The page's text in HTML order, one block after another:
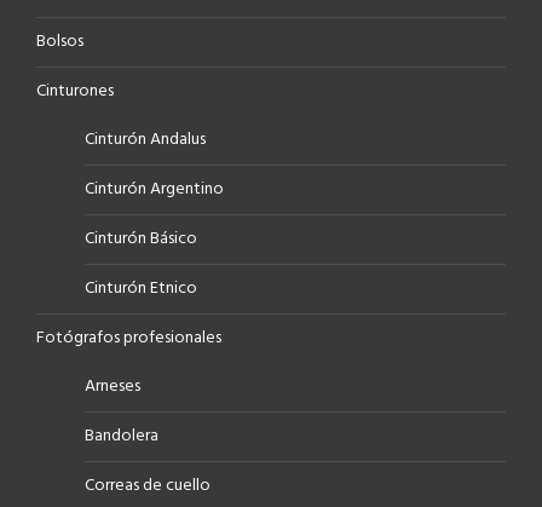
Bolsos
Cinturones
Cinturón Andalus
Cinturón Argentino
Cinturón Básico
Cinturón Etnico
Fotógrafos profesionales
Arneses
Bandolera
Correas de cuello